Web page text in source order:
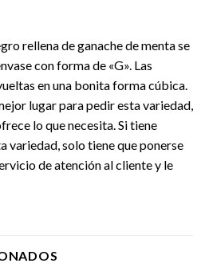
rellena de ganache de menta se
con forma de «G». Las
en una bonita forma cúbica.
lugar para pedir esta variedad,
lo que necesita. Si tiene
variedad, solo tiene que ponerse
de atención al cliente y le